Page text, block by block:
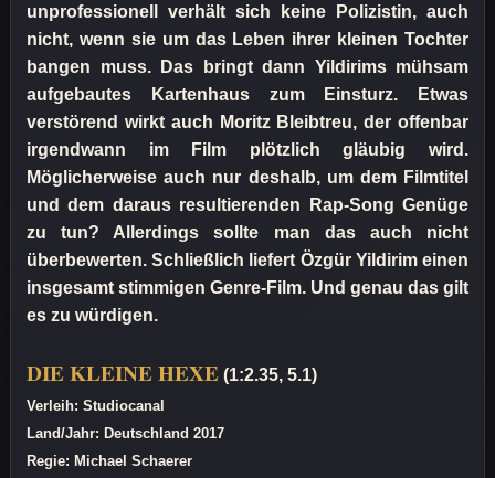
unprofessionell verhält sich keine Polizistin, auch
nicht, wenn sie um das Leben ihrer kleinen Tochter
bangen muss. Das bringt dann Yildirims mühsam
aufgebautes Kartenhaus zum Einsturz. Etwas
verstörend wirkt auch Moritz Bleibtreu, der offenbar
irgendwann im Film plötzlich gläubig wird.
Möglicherweise auch nur deshalb, um dem Filmtitel
und dem daraus resultierenden Rap-Song Genüge
zu tun? Allerdings sollte man das auch nicht
überbewerten. Schließlich liefert Özgür Yildirim einen
insgesamt stimmigen Genre-Film. Und genau das gilt
es zu würdigen.
DIE KLEINE HEXE (1:2.35, 5.1)
Verleih: Studiocanal
Land/Jahr: Deutschland 2017
Regie: Michael Schaerer